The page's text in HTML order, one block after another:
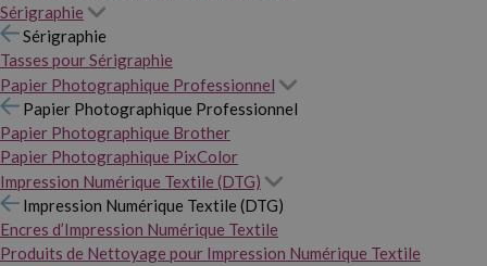
Sérigraphie
Sérigraphie
Tasses pour Sérigraphie
Papier Photographique Professionnel
Papier Photographique Professionnel
Papier Photographique Brother
Papier Photographique PixColor
Impression Numérique Textile (DTG)
Impression Numérique Textile (DTG)
Encres d’Impression Numérique Textile
Produits de Nettoyage pour Impression Numérique Textile